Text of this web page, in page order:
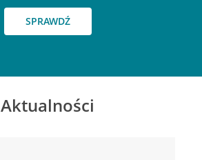
SPRAWDŹ
Aktualności